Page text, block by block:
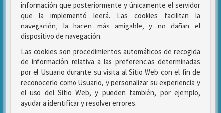
información que posteriormente y únicamente el servidor
que la implementó leerá. Las cookies facilitan la
navegación, la hacen más amigable, y no dañan el
dispositivo de navegación.
Las cookies son procedimientos automáticos de recogida
de información relativa a las preferencias determinadas
por el Usuario durante su visita al Sitio Web con el fin de
reconocerlo como Usuario, y personalizar su experiencia y
el uso del Sitio Web, y pueden también, por ejemplo,
ayudar a identificar y resolver errores.